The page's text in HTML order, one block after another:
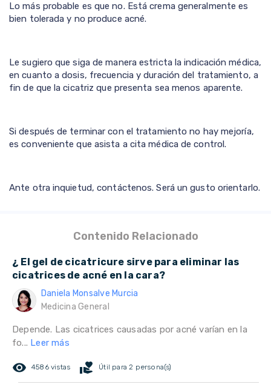
Lo más probable es que no. Está crema generalmente es
bien tolerada y no produce acné.
Le sugiero que siga de manera estricta la indicación médica,
en cuanto a dosis, frecuencia y duración del tratamiento, a
fin de que la cicatriz que presenta sea menos aparente.
Si después de terminar con el tratamiento no hay mejoría,
es conveniente que asista a cita médica de control.
Ante otra inquietud, contáctenos. Será un gusto orientarlo.
Contenido Relacionado
¿ El gel de cicatricure sirve para eliminar las
cicatrices de acné en la cara?
Daniela Monsalve Murcia
Medicina General
Depende. Las cicatrices causadas por acné varían en la
fo... Leer más
remove_red_eye 4586 vistas volunteer_activism Útil para 2 persona(s)